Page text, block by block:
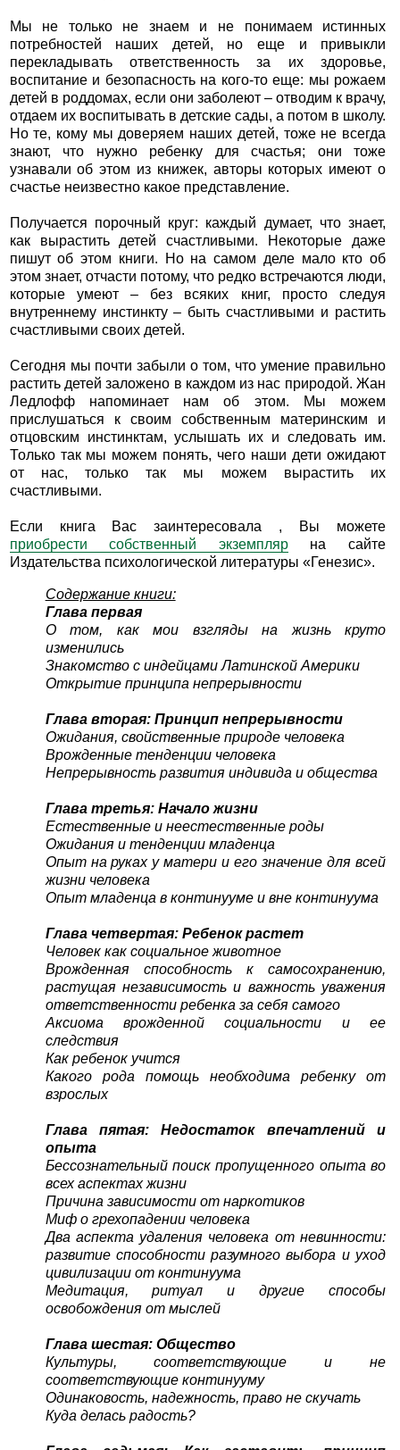
Мы не только не знаем и не понимаем истинных
потребностей наших детей, но еще и привыкли
перекладывать ответственность за их здоровье,
воспитание и безопасность на кого-то еще: мы рожаем
детей в роддомах, если они заболеют – отводим к врачу,
отдаем их воспитывать в детские сады, а потом в школу.
Но те, кому мы доверяем наших детей, тоже не всегда
знают, что нужно ребенку для счастья; они тоже
узнавали об этом из книжек, авторы которых имеют о
счастье неизвестно какое представление.
Получается порочный круг: каждый думает, что знает,
как вырастить детей счастливыми. Некоторые даже
пишут об этом книги. Но на самом деле мало кто об
этом знает, отчасти потому, что редко встречаются люди,
которые умеют – без всяких книг, просто следуя
внутреннему инстинкту – быть счастливыми и растить
счастливыми своих детей.
Сегодня мы почти забыли о том, что умение правильно
растить детей заложено в каждом из нас природой. Жан
Ледлофф напоминает нам об этом. Мы можем
прислушаться к своим собственным материнским и
отцовским инстинктам, услышать их и следовать им.
Только так мы можем понять, чего наши дети ожидают
от нас, только так мы можем вырастить их
счастливыми.
Если книга Вас заинтересовала , Вы можете
приобрести собственный экземплярна сайте
Издательства психологической литературы «Генезис».
Содержание книги:
Глава первая
О том, как мои взгляды на жизнь круто
изменились
Знакомство с индейцами Латинской Америки
Открытие принципа непрерывности
Глава вторая: Принцип непрерывности
Ожидания, свойственные природе человека
Врожденные тенденции человека
Непрерывность развития индивида и общества
Глава третья: Начало жизни
Естественные и неестественные роды
Ожидания и тенденции младенца
Опыт на руках у матери и его значение для всей
жизни человека
Опыт младенца в континууме и вне континуума
Глава четвертая: Ребенок растет
Человек как социальное животное
Врожденная способность к самосохранению,
растущая независимость и важность уважения
ответственности ребенка за себя самого
Аксиома врожденной социальности и ее
следствия
Как ребенок учится
Какого рода помощь необходима ребенку от
взрослых
Глава пятая: Недостаток впечатлений и
опыта
Бессознательный поиск пропущенного опыта во
всех аспектах жизни
Причина зависимости от наркотиков
Миф о грехопадении человека
Два аспекта удаления человека от невинности:
развитие способности разумного выбора и уход
цивилизации от континуума
Медитация, ритуал и другие способы
освобождения от мыслей
Глава шестая: Общество
Культуры, соответствующие и не
соответствующие континууму
Одинаковость, надежность, право не скучать
Куда делась радость?